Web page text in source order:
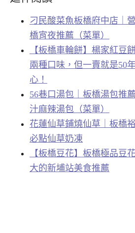
刁民酸菜魚板橋府中店｜
橋宵夜推薦（菜單）
【板橋車輪餅】楊家紅豆
兩種口味，但一賣就是50
心！
56巷口湯包｜板橋湯包推
汁麻辣湯包（菜單）
花蓮仙草鋪燒仙草｜板橋
必點仙草奶凍
【板橋豆花】板橋極品豆
大的新埔站美食推薦